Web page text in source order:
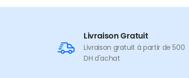
Livraison Gratuit
Livraison gratuit à partir de 500
DH d'achat